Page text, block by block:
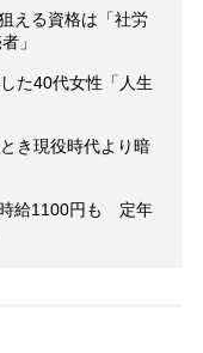
える資格は「社労
」
た40代女性「人生
き現役時代より暗
給1100円も 定年